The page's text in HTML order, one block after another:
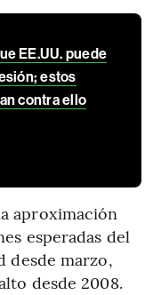
EE.UU. puede
estos
contra ello
aproximación
esperadas del
desde marzo,
desde 2008.